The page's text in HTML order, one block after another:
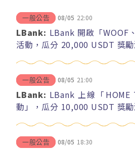
一般公告 08/05 22:00
LBank: LBank 開啟「WOOF
活動，瓜分 20,000 USDT 獎
一般公告 08/05 21:00
LBank: LBank 上線「HOME
動」，瓜分 10,000 USDT 獎
一般公告 08/05 18:30